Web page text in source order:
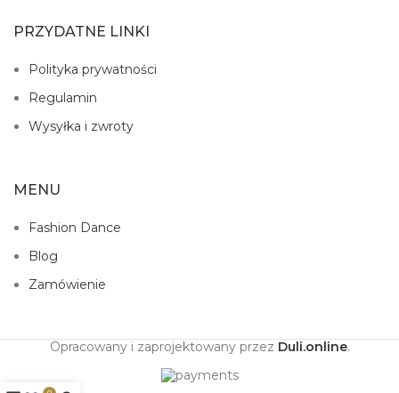
PRZYDATNE LINKI
Polityka prywatności
Regulamin
Wysyłka i zwroty
MENU
Fashion Dance
Blog
Zamówienie
Opracowany i zaprojektowany przez Duli.online.